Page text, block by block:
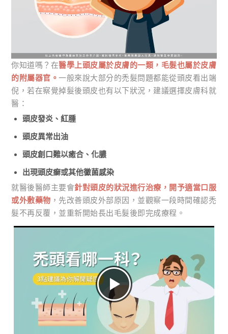
你知道嗎？在醫學上頭皮屬於皮膚的一類，毛髮也屬於皮膚
的附屬器官。 一般來說大部分的禿髮問題都能從頭皮看出端
倪，若在察覺掉髮後頭皮也有以下狀況，建議選擇皮膚科就
醫：
頭皮發炎、紅腫
頭皮異常出油
頭皮創口難以癒合、化膿
出現頭皮癬或其他黴菌感染
就醫後醫師主要會針對頭皮的狀況進行治療，開予適當口服
或外敷藥物 ，先改善頭皮外部原因，並觀察一段時間確認禿
髮不再反覆，並重新開始長出毛髮後即完成療程。